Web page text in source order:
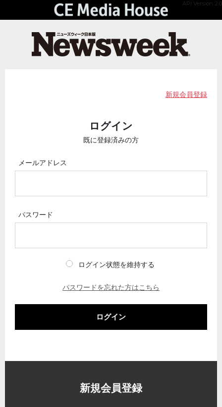
API Version 2.0
新規会員登録
ログイン
既に登録済みの方
メールアドレス
パスワード
ログイン状態を維持する
パスワードを忘れた方はこちら
ログイン
新規会員登録